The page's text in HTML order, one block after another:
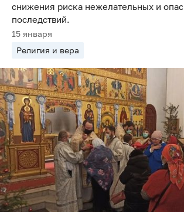
снижения риска нежелательных и
последствий.
15 января
Религия и вера